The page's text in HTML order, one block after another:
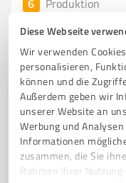
Diese Webseite
Wir verwenden
personalisieren,
können und die
Außerdem geben wir
unserer Website an
Werbung und
Informationen
zusammen, die Sie
Rahmen Ihrer
Produktion
Neumann
Neumann
optimaler Logistik
STAHL-SERVICE
SERVICE-CENTER
Rausinger Str.
info@neumann-
www.neumann-